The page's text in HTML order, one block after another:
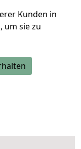
Kunden in
um sie zu